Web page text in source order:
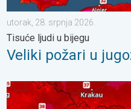
utorak, 28. srpnja 2026.
Tisuće ljudi u bijegu
Veliki požari u
Ekstremne vrućine u